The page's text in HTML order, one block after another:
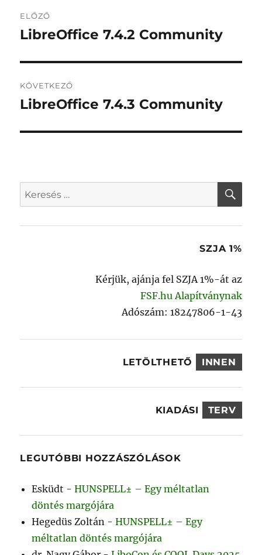
navigáció
ELŐZŐ
Korábbi
LibreOffice 7.4.2 Community
KÖVETKEZŐ
Következő
LibreOffice 7.4.3 Community
Keresés
a
SZJA 1%
Kérjük, ajánja fel SZJA 1%-át az
FSF.hu Alapítványnak
Adószám: 18247806-1-43
LETÖLTHETŐ INNEN
KIADÁSI TERV
LEGUTÓBBI HOZZÁSZÓLÁSOK
Esküdt -HUNSPELL± – Egy méltatlan
döntés margójára
Hegedüs Zoltán -HUNSPELL± – Egy
méltatlan döntés margójára